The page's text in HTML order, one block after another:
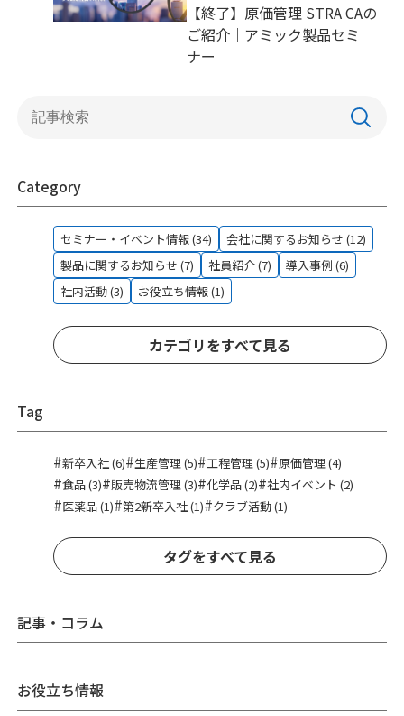
【終了】原価管理 STRA CAの
ご紹介｜アミック製品セミ
ナー
Category
セミナー・イベント情報 (34)
会社に関するお知らせ (12)
製品に関するお知らせ (7)
社員紹介 (7)
導入事例 (6)
社内活動 (3)
お役立ち情報 (1)
カテゴリをすべて見る
Tag
#新卒入社 (6)#生産管理 (5)#工程管理 (5)#原価管理 (4)
#食品 (3)#販売物流管理 (3)#化学品 (2)#社内イベント (2)
#医薬品 (1)#第2新卒入社 (1)#クラブ活動 (1)
タグをすべて見る
記事・コラム
お役立ち情報